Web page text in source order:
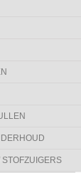
STOFZUIGERS